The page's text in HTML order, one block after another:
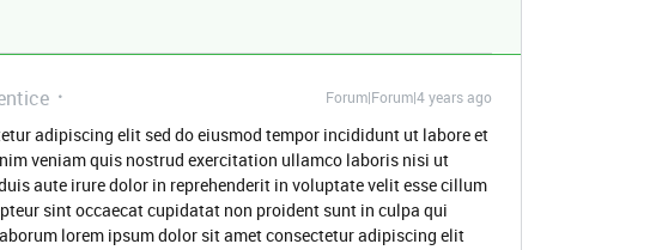
Forum|Forum|4 years ago
adipiscing elit sed do eiusmod tempor incididunt ut labore et
veniam quis nostrud exercitation ullamco laboris nisi ut
aute irure dolor in reprehenderit in voluptate velit esse cillum
sint occaecat cupidatat non proident sunt in culpa qui
lorem ipsum dolor sit amet consectetur adipiscing elit